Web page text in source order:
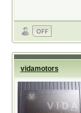
vidamotors